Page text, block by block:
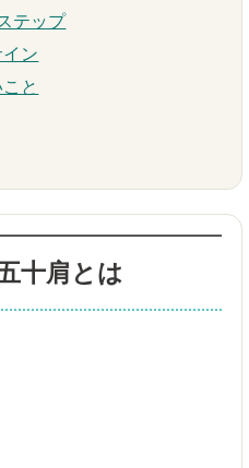
テップ
ン
と
十肩とは